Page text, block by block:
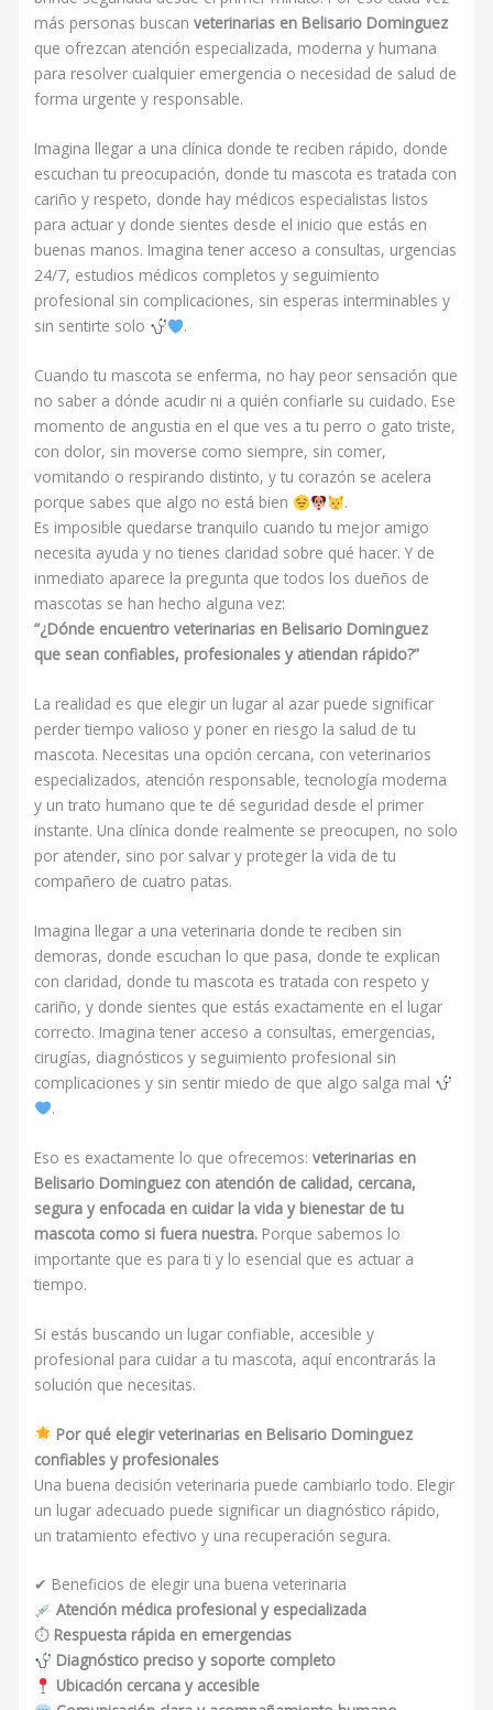
más personas buscanveterinarias en Belisario Dominguez
que ofrezcan atención especializada, moderna y humana
para resolver cualquier emergencia o necesidad de salud de
forma urgente y responsable.
Imagina llegar a una clínica donde te reciben rápido, donde
escuchan tu preocupación, donde tu mascota es tratada con
cariño y respeto, donde hay médicos especialistas listos
para actuar y donde sientes desde el inicio que estás en
buenas manos. Imagina tener acceso a consultas, urgencias
24/7, estudios médicos completos y seguimiento
profesional sin complicaciones, sin esperas interminables y
sin sentirte solo
.
Cuando tu mascota se enferma, no hay peor sensación que
no saber a dónde acudir ni a quién confiarle su cuidado. Ese
momento de angustia en el que ves a tu perro o gato triste,
con dolor, sin moverse como siempre, sin comer,
vomitando o respirando distinto, y tu corazón se acelera
porque sabes que algo no está bien
.
Es imposible quedarse tranquilo cuando tu mejor amigo
necesita ayuda y no tienes claridad sobre qué hacer. Y de
inmediato aparece la pregunta que todos los dueños de
mascotas se han hecho alguna vez:
“¿Dónde encuentro veterinarias en Belisario Dominguez
que sean confiables, profesionales y atiendan rápido?”
La realidad es que elegir un lugar al azar puede significar
perder tiempo valioso y poner en riesgo la salud de tu
mascota. Necesitas una opción cercana, con veterinarios
especializados, atención responsable, tecnología moderna
y un trato humano que te dé seguridad desde el primer
instante. Una clínica donde realmente se preocupen, no solo
por atender, sino por salvar y proteger la vida de tu
compañero de cuatro patas.
Imagina llegar a una veterinaria donde te reciben sin
demoras, donde escuchan lo que pasa, donde te explican
con claridad, donde tu mascota es tratada con respeto y
cariño, y donde sientes que estás exactamente en el lugar
correcto. Imagina tener acceso a consultas, emergencias,
cirugías, diagnósticos y seguimiento profesional sin
complicaciones y sin sentir miedo de que algo salga mal
.
Eso es exactamente lo que ofrecemos:veterinarias en
Belisario Dominguez con atención de calidad, cercana,
segura y enfocada en cuidar la vida y bienestar de tu
mascota como si fuera nuestra. Porque sabemos lo
importante que es para ti y lo esencial que es actuar a
tiempo.
Si estás buscando un lugar confiable, accesible y
profesional para cuidar a tu mascota, aquí encontrarás la
solución que necesitas.
Por qué elegir veterinarias en Belisario Dominguez
confiables y profesionales
Una buena decisión veterinaria puede cambiarlo todo. Elegir
un lugar adecuado puede significar un diagnóstico rápido,
un tratamiento efectivo y una recuperación segura.
✔ Beneficios de elegir una buena veterinaria
Atención médica profesional y especializada
⏱ Respuesta rápida en emergencias
Diagnóstico preciso y soporte completo
Ubicación cercana y accesible